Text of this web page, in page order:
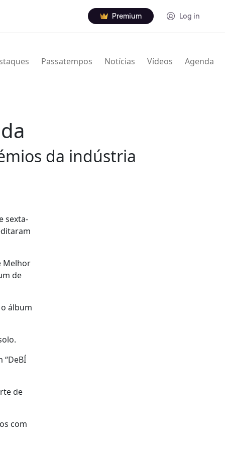
Premium Log in
Passatempos Notícias Vídeos Agenda
da indústria
sexta-
Melhor
de
álbum
“DeBÍ
de
com